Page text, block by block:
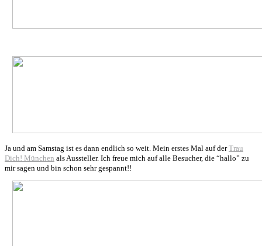
Ja und am Samstag ist es dann endlich so weit. Mein erstes Mal auf derTrau
Dich! München als Aussteller. Ich freue mich auf alle Besucher, die “hallo” zu
mir sagen und bin schon sehr gespannt!!